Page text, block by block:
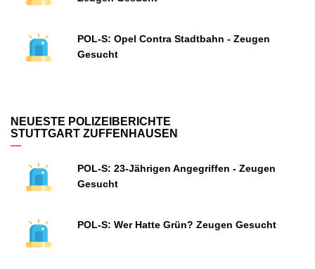
POL-S: Opel Contra Stadtbahn - Zeugen
Gesucht
NEUESTE POLIZEIBERICHTE
STUTTGART ZUFFENHAUSEN
POL-S: 23-Jährigen Angegriffen - Zeugen
Gesucht
POL-S: Wer Hatte Grün? Zeugen Gesucht